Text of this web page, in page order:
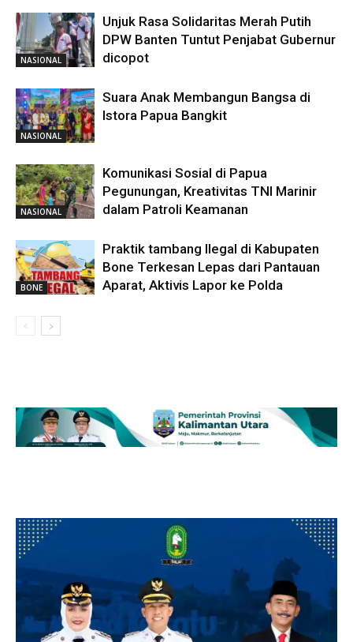
NASIONAL
Unjuk Rasa Solidaritas Merah Putih
DPW Banten Tuntut Penjabat Gubernur
dicopot
NASIONAL
Suara Anak Membangun Bangsa di
Istora Papua Bangkit
NASIONAL
Komunikasi Sosial di Papua
Pegunungan, Kreativitas TNI Marinir
dalam Patroli Keamanan
BONE
Praktik tambang Ilegal di Kabupaten
Bone Terkesan Lepas dari Pantauan
Aparat, Aktivis Lapor ke Polda